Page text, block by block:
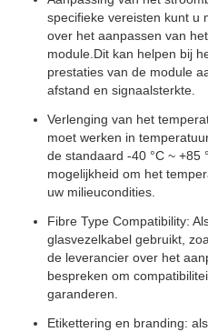
specifieke vereisten kunt u
over het aanpassen van
module.Dit kan helpen bij
prestaties van de module
afstand en signaalsterkte.
Verlenging van het
moet werken in
de standaard -40 °C ~ +85
mogelijkheid om het
uw milieucondities.
Fibre Type Compatibility:
glasvezelkabel gebruikt,
de leverancier over het
bespreken om
garanderen.
Etikettering en branding: